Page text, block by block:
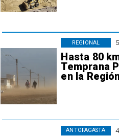
Hasta 80
Temprana
en la
REGIONAL
ANTOFAGASTA